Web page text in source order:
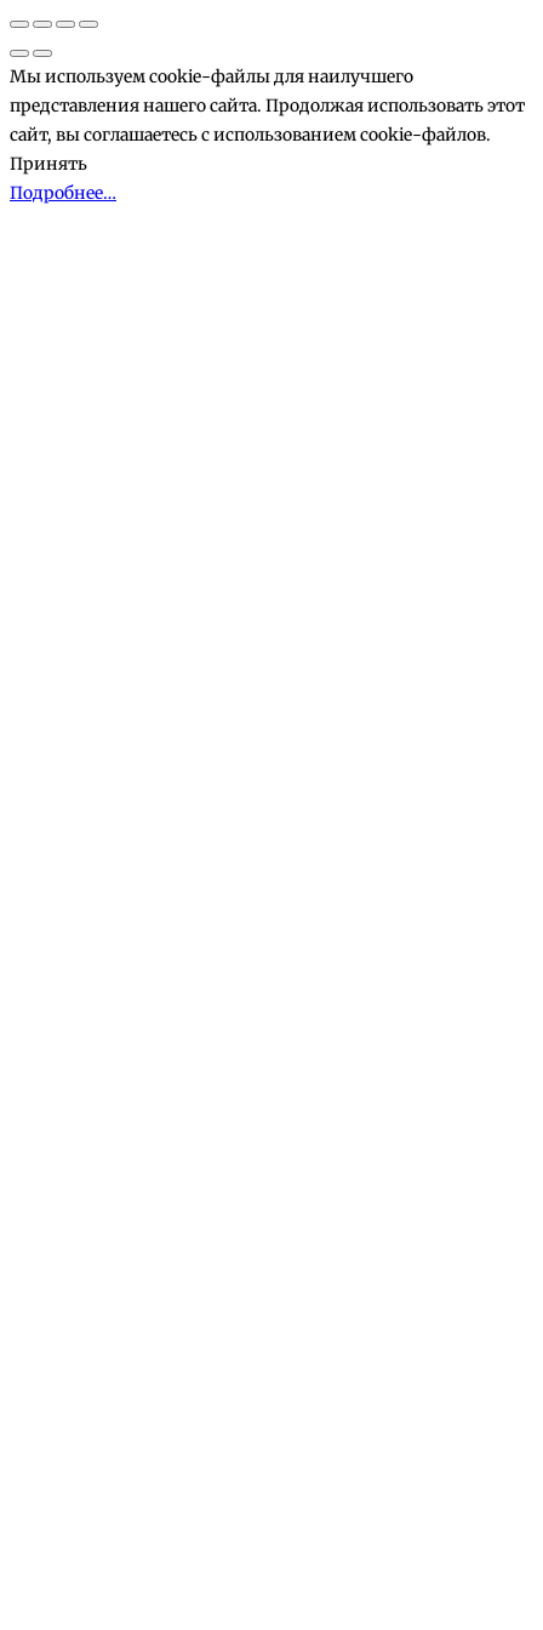
корзине
Мы используем cookie-файлы для наилучшего
представления нашего сайта. Продолжая использовать этот
сайт, вы соглашаетесь с использованием cookie-файлов.
Принять
Подробнее…